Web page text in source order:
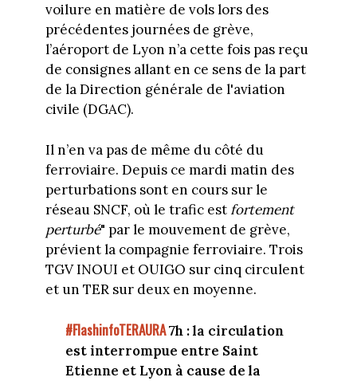
voilure en matière de vols lors des
précédentes journées de grève,
l’aéroport de Lyon n’a cette fois pas reçu
de consignes allant en ce sens de la part
de la Direction générale de l'aviation
civile (DGAC).
Il n’en va pas de même du côté du
ferroviaire. Depuis ce mardi matin des
perturbations sont en cours sur le
réseau SNCF, où le trafic est fortement
perturbé" par le mouvement de grève,
prévient la compagnie ferroviaire. Trois
TGV INOUI et OUIGO sur cinq circulent
et un TER sur deux en moyenne.
#FlashinfoTERAURA7h : la circulation
est interrompue entre Saint
Etienne et Lyon à cause de la